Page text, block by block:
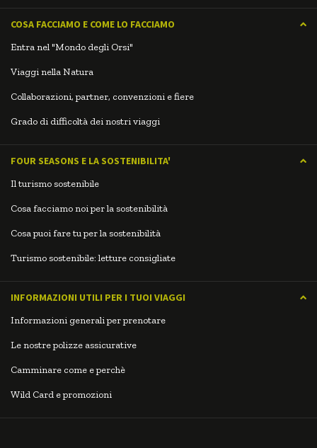
COSA FACCIAMO E COME LO FACCIAMO
Entra nel "Mondo degli Orsi"
Viaggi nella Natura
Collaborazioni, partner, convenzioni e fiere
Grado di difficoltà dei nostri viaggi
FOUR SEASONS E LA SOSTENIBILITA'
Il turismo sostenibile
Cosa facciamo noi per la sostenibilità
Cosa puoi fare tu per la sostenibilità
Turismo sostenibile: letture consigliate
INFORMAZIONI UTILI PER I TUOI VIAGGI
Informazioni generali per prenotare
Le nostre polizze assicurative
Camminare come e perchè
Wild Card e promozioni